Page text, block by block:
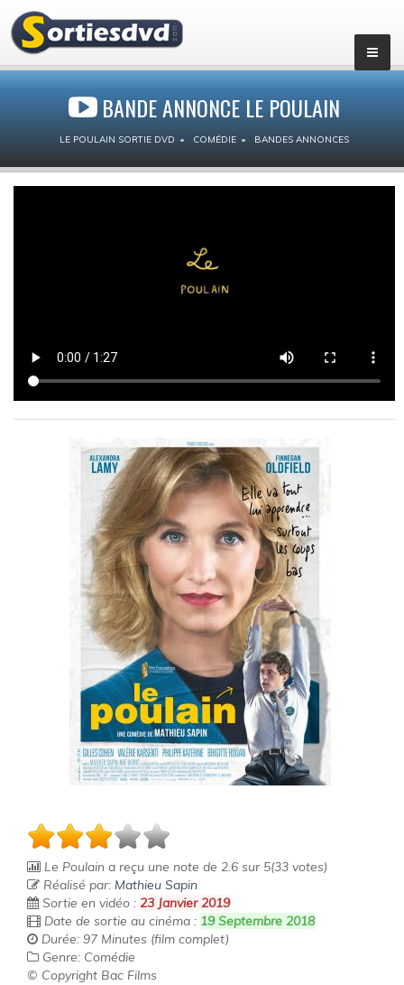
BANDE ANNONCE LE POULAIN
LE POULAIN SORTIE DVD COMÉDIE BANDES ANNONCES
Le Poulain a reçu une note de 2.6 sur 5(33 votes)
Réalisé par: Mathieu Sapin
Sortie en vidéo : 23 Janvier 2019
Date de sortie au cinéma : 19 Septembre 2018
Durée: 97 Minutes (film complet)
Genre: Comédie
© Copyright Bac Films